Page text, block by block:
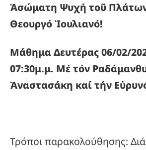
Ἀσώματη Ψυχή τοῦ
Θεουργό Ἰουλιανό!
Μάθημα Δευτέρας 06/02/
07:30μ.μ. Μέ τόν
Ἀναστασάκη καί τήν
Τρόποι παρακολούθησης: